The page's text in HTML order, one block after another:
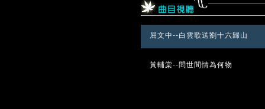
屈文中--白雲歌送劉十六歸山
黃輔棠--問世間情為何物